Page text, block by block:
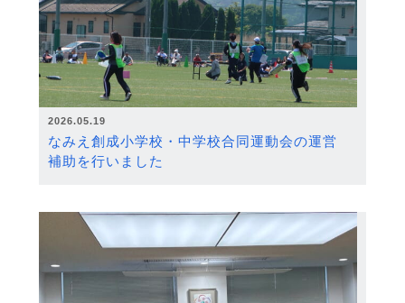
2026.05.19
なみえ創成小学校・中学校合同運動会の運営
補助を行いました